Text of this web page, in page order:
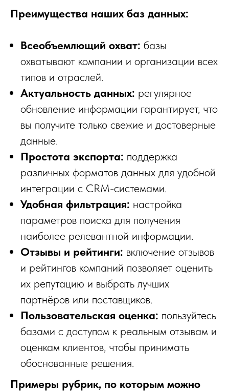
Преимущества наших баз данных:
Всеобъемлющий охват: базы
охватывают компании и организации всех
типов и отраслей.
Актуальность данных: регулярное
обновление информации гарантирует, что
вы получите только свежие и достоверные
данные.
Простота экспорта: поддержка
различных форматов данных для удобной
интеграции с CRM-системами.
Удобная фильтрация: настройка
параметров поиска для получения
наиболее релевантной информации.
Отзывы и рейтинги: включение отзывов
и рейтингов компаний позволяет оценить
их репутацию и выбрать лучших
партнёров или поставщиков.
Пользовательская оценка: пользуйтесь
базами с доступом к реальным отзывам и
оценкам клиентов, чтобы принимать
обоснованные решения.
Примеры рубрик, по которым можно